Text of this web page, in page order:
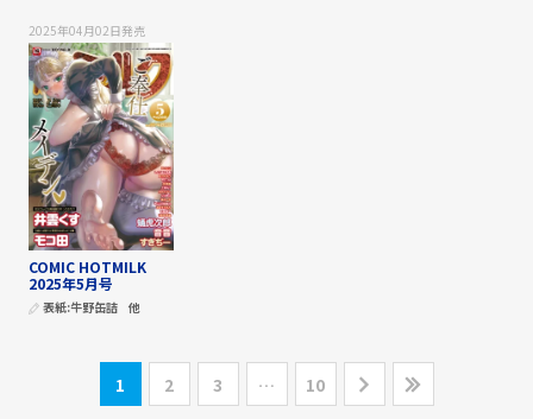
2025年04月02日発売
COMIC HOTMILK
2025年5月号
表紙:牛野缶詰 他
1 2 3 … 10